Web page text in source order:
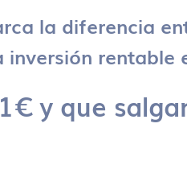
la diferencia
rentable
y que